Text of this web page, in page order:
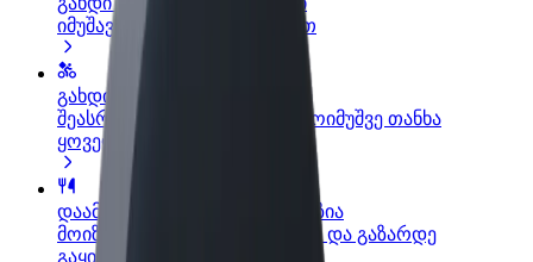
იმუშავე საკუთარი გრაფიკით
გახდი კურიერი
შეასრულე შეკვეთები და გამოიმუშვე თანხა
ყოველკვირეულად
დაამატე რესტორანი ან მაღაზია
მოიზიდე მეტი მომხმარებელი და გაზარდე
გაყიდვები